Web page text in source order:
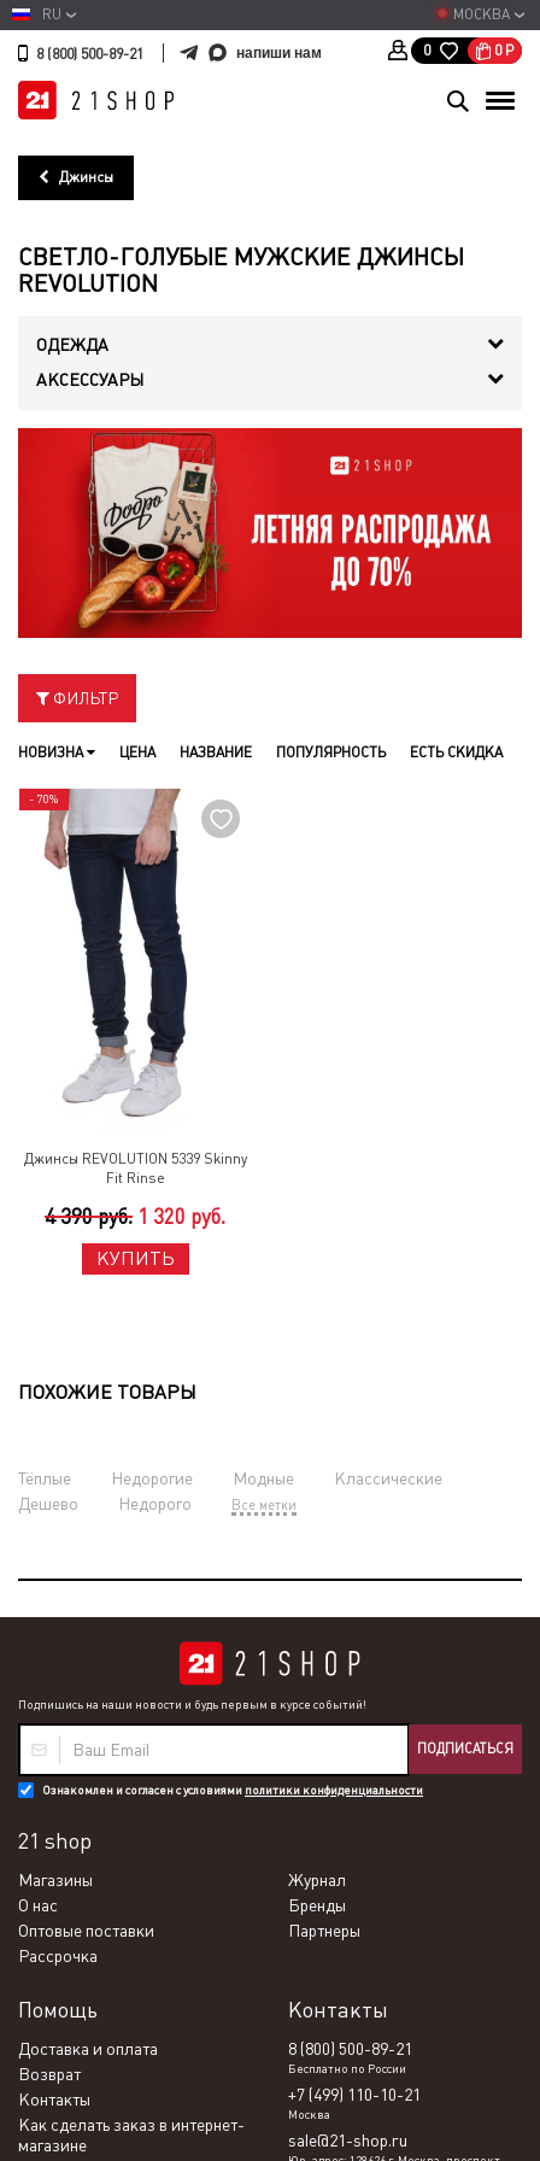
МОСКВА
RU
8 (800) 500-89-21 напиши нам 0 0 Р
Джинсы
СВЕТЛО-ГОЛУБЫЕ МУЖСКИЕ ДЖИНСЫ
REVOLUTION
ОДЕЖДА
АКСЕССУАРЫ
ФИЛЬТР
НОВИЗНА ЦЕНА НАЗВАНИЕ ПОПУЛЯРНОСТЬ ЕСТЬ СКИДКА
- 70%
Джинсы REVOLUTION 5339 Skinny
Fit Rinse
4 390 руб. 1 320 руб.
КУПИТЬ
ПОХОЖИЕ ТОВАРЫ
Тёплые Недорогие Модные
Классические
Дешево
Недорого Все метки
Подпишись на наши новости и будь первым в курсе событий!
ПОДПИСАТЬСЯ
Ознакомлен и согласен с условиями политики конфиденциальности
21 shop
Магазины
Журнал
О нас
Бренды
Оптовые поставки
Партнеры
Рассрочка
Помощь
Доставка и оплата
Возврат
Контакты
Как сделать заказ в интернет-
магазине
Контакты
8 (800) 500-89-21
Бесплатно по России
+7 (499) 110-10-21
Москва
sale@21-shop.ru